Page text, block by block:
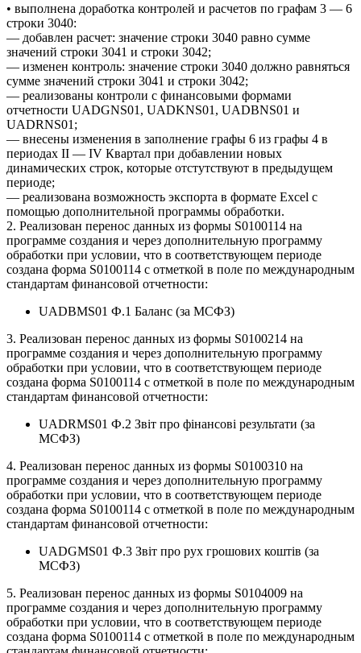
• выполнена доработка контролей и расчетов по графам 3 — 6
строки 3040:
— добавлен расчет: значение строки 3040 равно сумме
значений строки 3041 и строки 3042;
— изменен контроль: значение строки 3040 должно равняться
сумме значений строки 3041 и строки 3042;
— реализованы контроли с финансовыми формами
отчетности UADGNS01, UADKNS01, UADBNS01 и
UADRNS01;
— внесены изменения в заполнение графы 6 из графы 4 в
периодах ІІ — IV Квартал при добавлении новых
динамических строк, которые отстутствуют в предыдущем
периоде;
— реализована возможность экспорта в формате Excel с
помощью дополнительной программы обработки.
2. Реализован перенос данных из формы S0100114 на
программе создания и через дополнительную программу
обработки при условии, что в соответствующем периоде
создана форма S0100114 с отметкой в поле по международным
стандартам финансовой отчетности:
UADBMS01 Ф.1 Баланс (за МСФЗ)
3. Реализован перенос данных из формы S0100214 на
программе создания и через дополнительную программу
обработки при условии, что в соответствующем периоде
создана форма S0100114 с отметкой в поле по международным
стандартам финансовой отчетности:
UADRMS01 Ф.2 Звіт про фінансові результати (за
МСФЗ)
4. Реализован перенос данных из формы S0100310 на
программе создания и через дополнительную программу
обработки при условии, что в соответствующем периоде
создана форма S0100114 с отметкой в поле по международным
стандартам финансовой отчетности:
UADGMS01 Ф.3 Звіт про рух грошових коштів (за
МСФЗ)
5. Реализован перенос данных из формы S0104009 на
программе создания и через дополнительную программу
обработки при условии, что в соответствующем периоде
создана форма S0100114 с отметкой в поле по международным